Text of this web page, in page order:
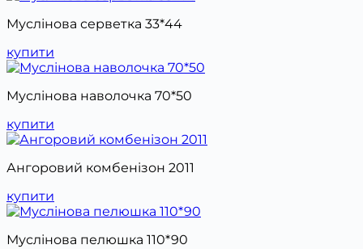
Муслінова серветка 33*44
купити
Муслінова наволочка 70*50
купити
Ангоровий комбенізон 2011
купити
Муслінова пелюшка 110*90